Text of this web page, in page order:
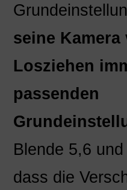
seine Kamera
Losziehen
passenden
Blende 5,6
dass die